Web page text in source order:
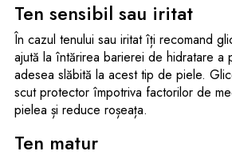
Ten sensibil sau iritat
În cazul tenului sau iritat îți recomand
ajută la întărirea barierei de hidratare a
adesea slăbită la acest tip de piele.
scut protector împotriva factorilor de
pielea și reduce roșeața.
Ten matur